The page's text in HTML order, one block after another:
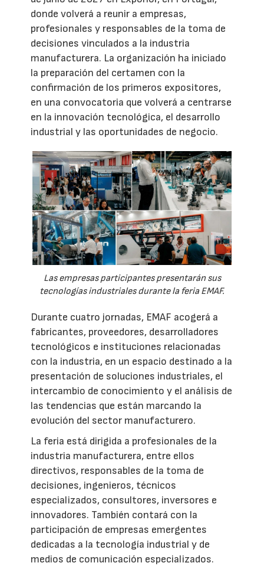
donde volverá a reunir a empresas,
profesionales y responsables de la toma de
decisiones vinculados a la industria
manufacturera. La organización ha iniciado
la preparación del certamen con la
confirmación de los primeros expositores,
en una convocatoria que volverá a centrarse
en la innovación tecnológica, el desarrollo
industrial y las oportunidades de negocio.
Las empresas participantes presentarán sus
tecnologías industriales durante la feria EMAF.
Durante cuatro jornadas, EMAF acogerá a
fabricantes, proveedores, desarrolladores
tecnológicos e instituciones relacionadas
con la industria, en un espacio destinado a la
presentación de soluciones industriales, el
intercambio de conocimiento y el análisis de
las tendencias que están marcando la
evolución del sector manufacturero.
La feria está dirigida a profesionales de la
industria manufacturera, entre ellos
directivos, responsables de la toma de
decisiones, ingenieros, técnicos
especializados, consultores, inversores e
innovadores. También contará con la
participación de empresas emergentes
dedicadas a la tecnología industrial y de
medios de comunicación especializados.